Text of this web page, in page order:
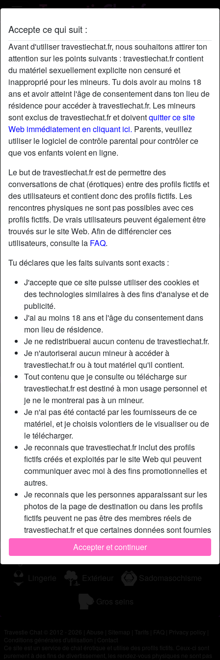
Accepte ce qui suit :
Avant d'utiliser travestiechat.fr, nous souhaitons attirer ton
attention sur les points suivants : travestiechat.fr contient
du matériel sexuellement explicite non censuré et
inapproprié pour les mineurs. Tu dois avoir au moins 18
ans et avoir atteint l'âge de consentement dans ton lieu de
résidence pour accéder à travestiechat.fr. Les mineurs
sont exclus de travestiechat.fr et doiventquitter ce site
Web immédiatement en cliquant ici. Parents, veuillez
utiliser le logiciel de contrôle parental pour contrôler ce
que vos enfants voient en ligne.
Le but de travestiechat.fr est de permettre des
conversations de chat (érotiques) entre des profils fictifs et
des utilisateurs et contient donc des profils fictifs. Les
rencontres physiques ne sont pas possibles avec ces
profils fictifs. De vrais utilisateurs peuvent également être
trouvés sur le site Web. Afin de différencier ces
utilisateurs, consulte la FAQ.
Tu déclares que les faits suivants sont exacts :
J'accepte que ce site puisse utiliser des cookies et
des technologies similaires à des fins d'analyse et de
publicité.
J'ai au moins 18 ans et l'âge du consentement dans
mon lieu de résidence.
Je ne redistribuerai aucun contenu de travestiechat.fr.
Je n'autoriserai aucun mineur à accéder à
travestiechat.fr ou à tout matériel qu'il contient.
Tout contenu que je consulte ou télécharge sur
travestiechat.fr est destiné à mon usage personnel et
je ne le montrerai pas à un mineur.
Je n'ai pas été contacté par les fournisseurs de ce
matériel, et je choisis volontiers de le visualiser ou de
le télécharger.
Je reconnais que travestiechat.fr inclut des profils
fictifs créés et exploités par le site Web qui peuvent
communiquer avec moi à des fins promotionnelles et
autres.
Je reconnais que les personnes apparaissant sur les
photos de la page de destination ou dans les profils
fictifs peuvent ne pas être des membres réels de
travestiechat.fr et que certaines données sont fournies
à titre d'illustration uniquement.
Je reconnais que travestiechat.fr n'enquête pas sur
les antécédents de ses membres et que le site Web
ne tente pas autrement de vérifier l'exactitude des
déclarations faites par ses membres.
Accepter et continuer
Profil de SoniaBessette
starAjouter chatDiscuter !
Nickname:
Âge:
56
Département:
Seine-Saint-Denis
Sexe:
Transexuelle
Sexualité:
Relation:
Couleur des cheveux:
Foncé
Épilé(e):
Oui
Fumeur(euse):
Non
Description
Ou sont les mecs exhibs du 54 baiseurs de trans ? Trans
chaude comme la braise, j’aime m’adonner au sexe en
plein air… quelle incroyable sensation de liberté et
d’aventure en sachant que des hommes curieux sont
surement en train de nous mater. C’est simple, l’exhibe,
j’adore ! Si jamais un homme exhib passe par cette
annonce, qu’il vienne me contacter, ça fait longtemps que
je l’attends !
Cherche
N'a spécifié aucune préférence
Tags
Lingerie Extérieur Sadomasochisme
Gros seins
Travestie Chat © 2012 - 2026 Abuse Sitemap Tarifs FAQ Privacy policy
Conditions générales d'utilisation
Contact
Ce site est un service de chat érotique et utilise des profils fictifs. Ceux-ci sont
purement à des fins de divertissement, les rendez-vous physiques ne sont pas